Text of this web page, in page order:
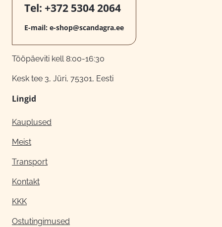
Tel: +372 5304 2064
E-mail: e-shop@scandagra.ee
Tööpäeviti kell 8:00-16:30
Kesk tee 3, Jüri, 75301, Eesti
Lingid
Kauplused
Meist
Transport
Kontakt
KKK
Ostutingimused